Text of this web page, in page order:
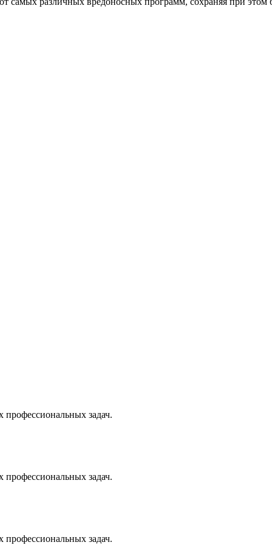
задач.
задач.
задач.